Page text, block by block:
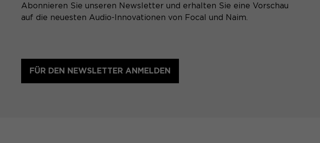
Abonnieren Sie unseren Newsletter und erhalten Sie eine Vorschau
auf die neuesten Audio-Innovationen von Focal und Naim.
FÜR DEN NEWSLETTER ANMELDEN